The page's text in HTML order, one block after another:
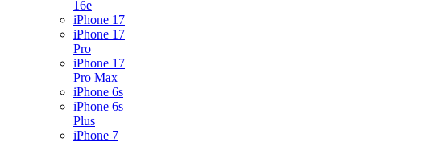
16e
iPhone 17
iPhone 17
Pro
iPhone 17
Pro Max
iPhone 6s
iPhone 6s
Plus
iPhone 7